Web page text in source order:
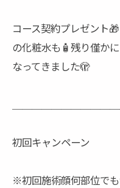
コース契約プレゼント🎁
の化粧水も🧴残り僅かに
なってきました🫣
初回キャンペーン
※初回施術顔何部位で